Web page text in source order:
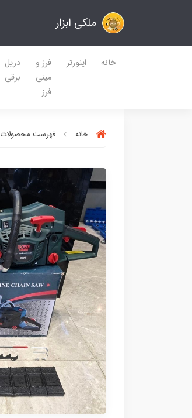
ملکی ابزار
خانه اینورتر
فرز و
مینی
فرز
دریل
برقی
خانه فهرست محصولات